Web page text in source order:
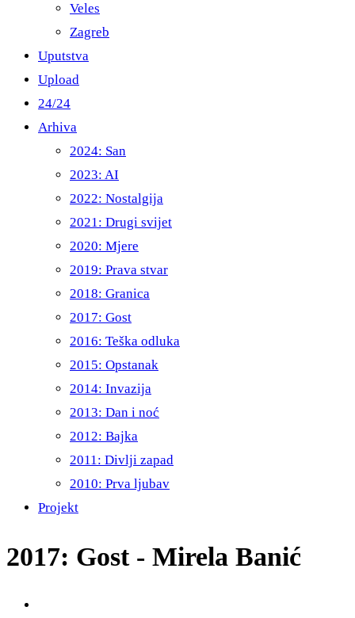
Veles
Zagreb
Uputstva
Upload
24/24
Arhiva
2024: San
2023: AI
2022: Nostalgija
2021: Drugi svijet
2020: Mjere
2019: Prava stvar
2018: Granica
2017: Gost
2016: Teška odluka
2015: Opstanak
2014: Invazija
2013: Dan i noć
2012: Bajka
2011: Divlji zapad
2010: Prva ljubav
Projekt
2017: Gost - Mirela Banić